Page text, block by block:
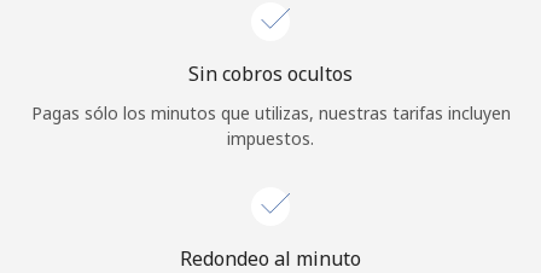
Sin cobros ocultos
Pagas sólo los minutos que utilizas, nuestras tarifas incluyen
impuestos.
Redondeo al minuto